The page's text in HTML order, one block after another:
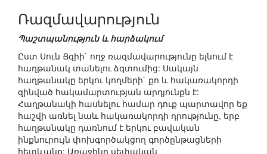
Ռազմավարություն
Պաշտպանություն և հարձակում
Ըստ Սուն Ցզիի` ողջ ռազմավարությունը ելնում է
հաղթանակ տանելու ձգտումից: Սակայն
հաղթանակը երկու կողմերի` քո և հակառակորդի
զինված հակամարտության արդյունքն է:
Հաղթանակի հասնելու համար դուք պարտավոր եք
հաշվի առնել նաև հակառակորդի դրությունը, երբ
հաղթանակը դառնում է երկու բավական
ինքնուրույն փոխգործակցող գործընթացների
հետևանք: Առաջինը սեփական